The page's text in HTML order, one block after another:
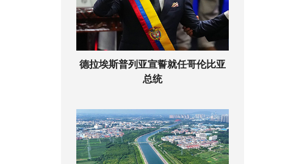
德拉埃斯普列亚宣誓就任哥伦比亚
总统